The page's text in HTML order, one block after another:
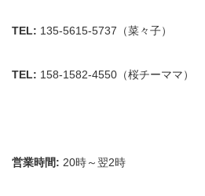
TEL: 135-5615-5737（菜々子）
TEL: 158-1582-4550（桜チーママ）
営業時間: 20時～翌2時